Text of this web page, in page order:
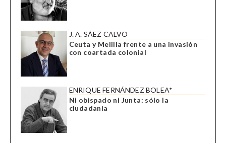
J. A. SÁEZ CALVO
Ceuta y Melilla frente a una invasión
con coartada colonial
ENRIQUE FERNÁNDEZ BOLEA*
Ni obispado ni Junta: sólo la
ciudadanía